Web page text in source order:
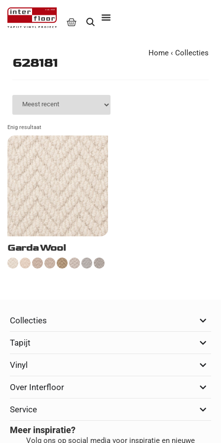
628181
Home ‹ Collecties
Enig resultaat
Garda Wool
Collecties
Tapijt
Vinyl
Over Interfloor
Service
Meer inspiratie?
Volg ons op social media voor inspiratie en nieuwe